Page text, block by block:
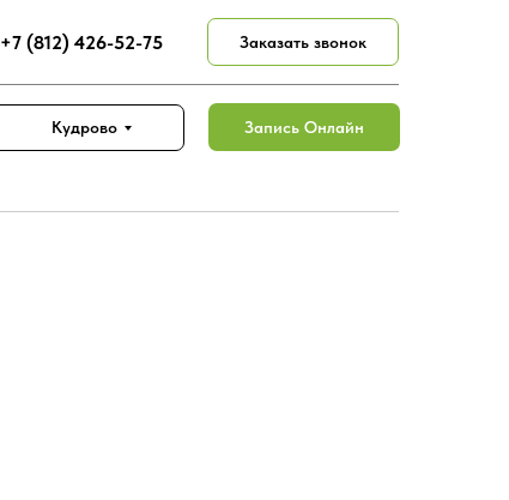
+7 (812) 426-52-75
Запись Онлайн
Заказать звонок
Кудрово